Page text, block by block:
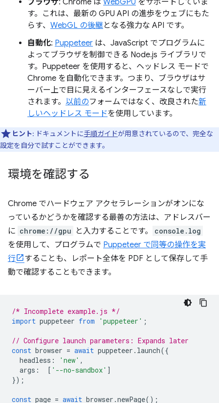
ブラウザ: Chrome は WebGPU をサポートしていま
す。これは、最新の GPU API の進歩をウェブにもた
らす、 WebGL の後継となる強力な API です。
自動化: Puppeteer は、JavaScript でプログラムに
よってブラウザを制御できる Node.js ライブラリで
す。Puppeteer を使用すると、ヘッドレス モードで
Chrome を自動化できます。つまり、ブラウザはサ
ーバー上で目に見えるインターフェースなしで実行
されます。 以前のフォームではなく、改良された新
しいヘッドレス モードを使用しています。
ヒント: ドキュメントに手順ガイドが用意されているので、完全な
設定を自分で試すことができます。
環境を確認する
Chrome でハードウェア アクセラレーションがオンにな
っているかどうかを確認する最善の方法は、アドレスバー
に chrome://gpu と入力することです。 console.log
を使用して、プログラムで Puppeteer で同等の操作を実
行
することも、レポート全体を PDF として保存して手
動で確認することもできます。
/* Incomplete example.js */
import puppeteer from 'puppeteer' ;
// Configure launch parameters: Expands later
const browser = await puppeteer . launch({
headless : 'new' ,
args : [ '--no-sandbox' ]
});
const page = await browser .newPage();